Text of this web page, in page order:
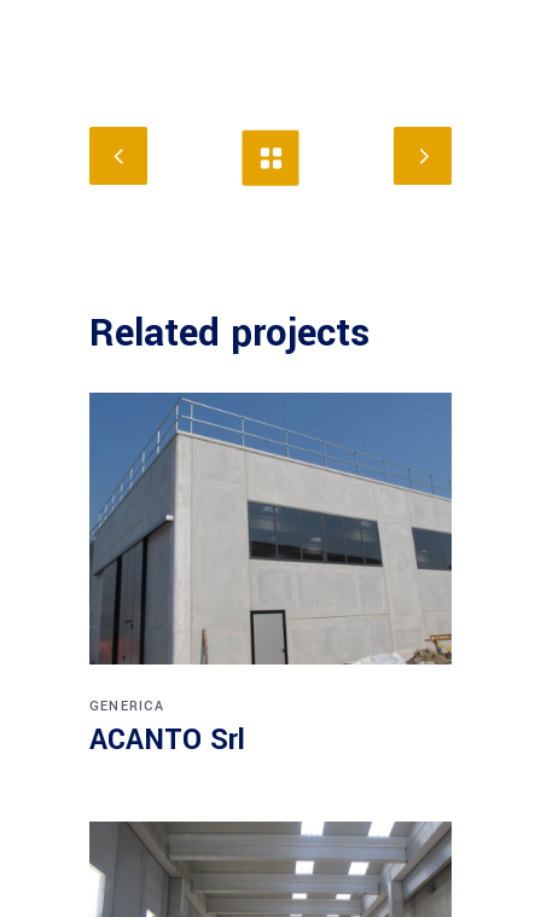
Related projects
GENERICA
ACANTO Srl